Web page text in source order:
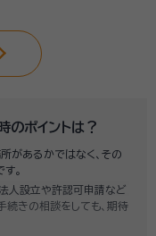
のポイントは？
があるかではなく、その
す。
人設立や許認可申請など
きの相談をしても、期待